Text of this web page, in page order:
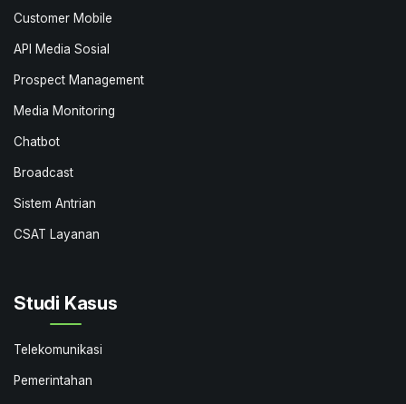
Customer Mobile
API Media Sosial
Prospect Management
Media Monitoring
Chatbot
Broadcast
Sistem Antrian
CSAT Layanan
Studi Kasus
Telekomunikasi
Pemerintahan